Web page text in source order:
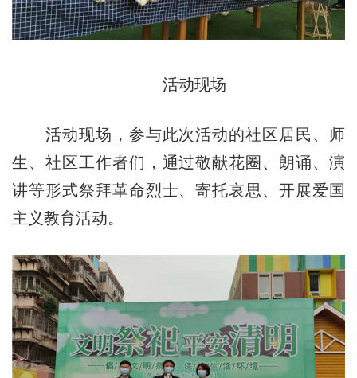
活动现场
活动现场，参与此次活动的社区居民、师
生、社区工作者们，通过敬献花圈、朗诵、演
讲等形式祭拜革命烈士、寄托哀思、开展爱国
主义教育活动。